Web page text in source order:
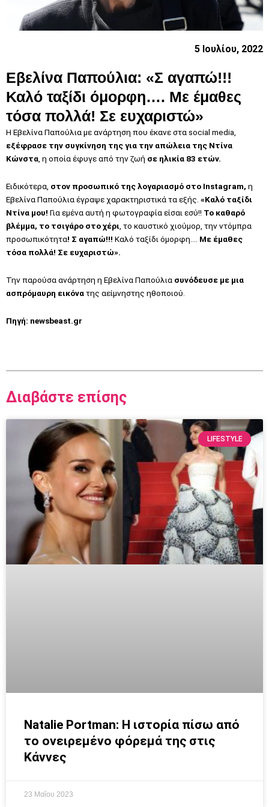
5 Ιουλίου, 2022
Εβελίνα Παπούλια: «Σ αγαπώ!!!
Καλό ταξίδι όμορφη…. Με έμαθες
τόσα πολλά! Σε ευχαριστώ»
Η Εβελίνα Παπούλια με ανάρτηση που έκανε στα social media,
εξέφρασε την συγκίνηση της για την απώλεια της Ντίνα
Κώνστα, η οποία έφυγε από την ζωή σε ηλικία 83 ετών.
Ειδικότερα, στον προσωπικό της λογαριασμό στο Instagram, η
Εβελίνα Παπούλια έγραψε χαρακτηριστικά τα εξής. «Καλό ταξίδι
Ντίνα μου! Για εμένα αυτή η φωτογραφία είσαι εσύ!! Το καθαρό
βλέμμα, το τσιγάρο στο χέρι , το καυστικό χιούμορ, την ντόμπρα
προσωπικότητα! Σ αγαπώ!!! Καλό ταξίδι όμορφη….
Με έμαθες
τόσα πολλά! Σε ευχαριστώ».
Την παρούσα ανάρτηση η Εβελίνα Παπούλια συνόδευσε με μια
ασπρόμαυρη εικόνατης αείμνηστης ηθοποιού.
Πηγή: newsbeast.gr
Διαβάστε επίσης
LIFESTYLE
Natalie Portman: H ιστορία πίσω από
το ονειρεμένο φόρεμά της στις
Κάννες
23 Μαΐου 2023